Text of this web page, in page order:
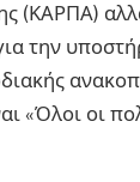
(ΚΑΡΠΑ)
την
«Όλοι οι